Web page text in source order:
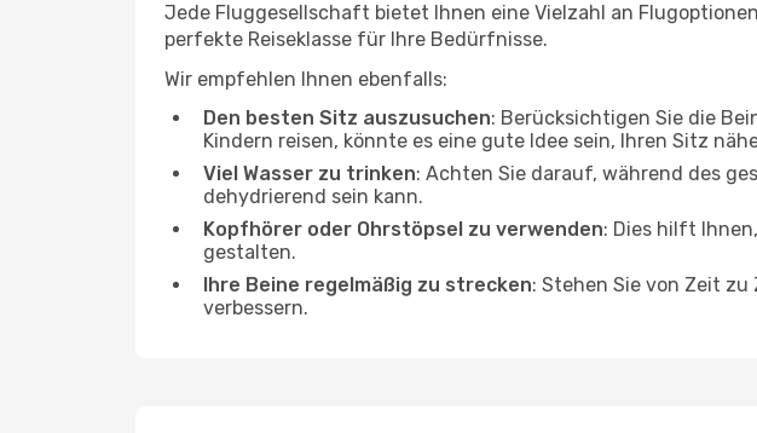
Jede Fluggesellschaft bietet Ihnen eine Vielzahl an
perfekte Reiseklasse für Ihre Bedürfnisse.
Wir empfehlen Ihnen ebenfalls:
Den besten Sitz auszusuchen: Berücksichtigen Sie die
Kindern reisen, könnte es eine gute Idee sein, Ihren Sitz
Viel Wasser zu trinken: Achten Sie darauf, während des
dehydrierend sein kann.
Kopfhörer oder Ohrstöpsel zu verwenden: Dies hilft
gestalten.
Ihre Beine regelmäßig zu strecken: Stehen Sie von Zeit
verbessern.